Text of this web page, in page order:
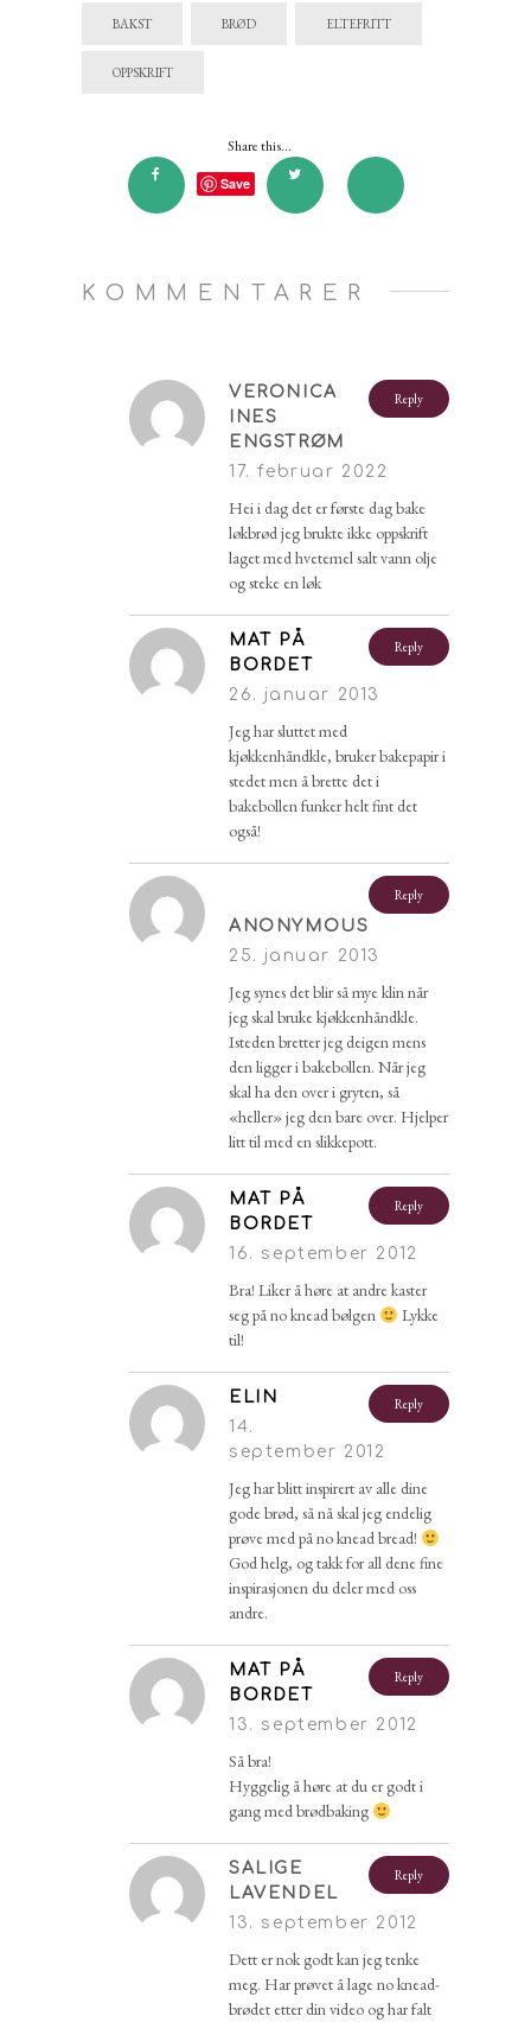
BAKST BRØD ELTEFRITT
OPPSKRIFT
Share this...
Save
KOMMENTARER
Reply
VERONICA
INES
ENGSTRØM
17. februar 2022
Hei i dag det er første dag bake
løkbrød jeg brukte ikke oppskrift
laget med hvetemel salt vann olje
og steke en løk
Reply
MAT PÅ
BORDET
26. januar 2013
Jeg har sluttet med
kjøkkenhåndkle, bruker bakepapir i
stedet men å brette det i
bakebollen funker helt fint det
også!
Reply
ANONYMOUS
25. januar 2013
Jeg synes det blir så mye klin når
jeg skal bruke kjøkkenhåndkle.
Isteden bretter jeg deigen mens
den ligger i bakebollen. Når jeg
skal ha den over i gryten, så
«heller» jeg den bare over. Hjelper
litt til med en slikkepott.
Reply
MAT PÅ
BORDET
16. september 2012
Bra! Liker å høre at andre kaster
seg på no knead bølgen
Lykke
til!
Reply
ELIN
14.
september 2012
Jeg har blitt inspirert av alle dine
gode brød, så nå skal jeg endelig
prøve med på no knead bread!
God helg, og takk for all dene fine
inspirasjonen du deler med oss
andre.
Reply
MAT PÅ
BORDET
13. september 2012
Så bra!
Hyggelig å høre at du er godt i
gang med brødbaking
Reply
SALIGE
LAVENDEL
13. september 2012
Dett er nok godt kan jeg tenke
meg. Har prøvet å lage no knead-
brødet etter din video og har falt